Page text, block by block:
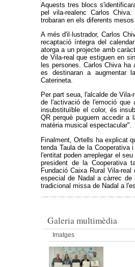
Aquests tres blocs
pel vila-realenc Carlos
trobaran en els diferents mesos
A més d'il·lustrador, Carlos
recaptació íntegra del
atorga a un projecte amb
de Vila-real que estiguen en
les persones. Carlos Chiva
es destinaran a augmentar
Caterineta.
Per part seua, l'alcalde de
de l'activació de l'emoció que
insubstituïble el color, és
QR perquè puguem accedir a
matèria musical espectacular".
Finalment, Ortells ha explicat
tenda Taula de la Cooperativa
l'entitat poden arreplegar el
president de la Cooperativa
Fundació Caixa Rural Vila-
especial de Nadal a càrrec
tradicional missa de Nadal a
Galeria multimèdia
Imatges